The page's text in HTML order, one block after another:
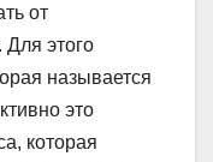
от
Для этого
называется
это
которая